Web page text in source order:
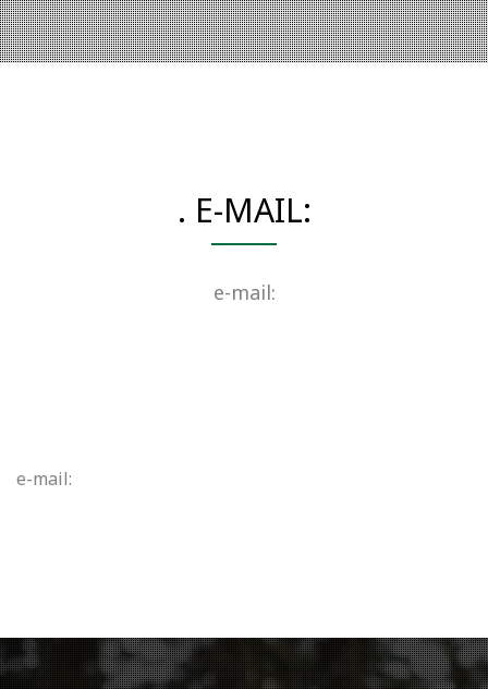
. E-MAIL:
e-mail:
e-mail: